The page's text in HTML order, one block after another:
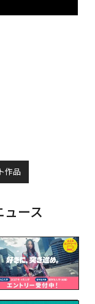
作品
ース